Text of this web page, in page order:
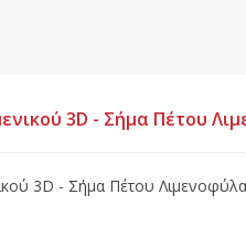
3D - Σήμα Πέτου
3D - Σήμα Πέτου